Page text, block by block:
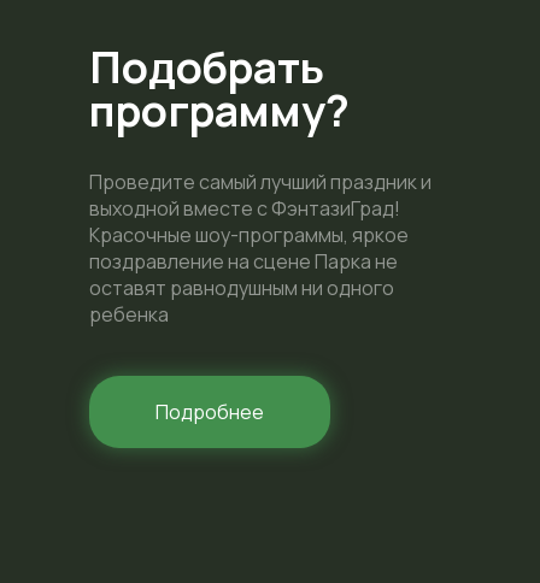
Проведите самый лучший праздник и
выходной вместе с ФэнтазиГрад!
Красочные шоу-программы, яркое
поздравление на сцене Парка не
оставят равнодушным ни одного
ребенка
Подобрать
программу?
Подробнее